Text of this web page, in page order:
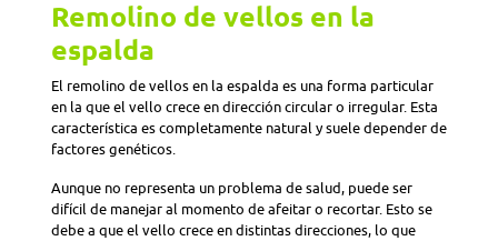
Remolino de vellos en la
espalda
El remolino de vellos en la espalda es una forma particular
en la que el vello crece en dirección circular o irregular. Esta
característica es completamente natural y suele depender de
factores genéticos.
Aunque no representa un problema de salud, puede ser
difícil de manejar al momento de afeitar o recortar. Esto se
debe a que el vello crece en distintas direcciones, lo que